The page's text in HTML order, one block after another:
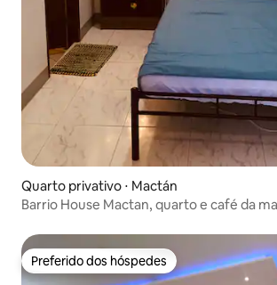
Quarto privativo ⋅ Mactán
Barrio House Mactan, quarto e café da
Preferido dos hóspedes
Preferido dos hóspedes